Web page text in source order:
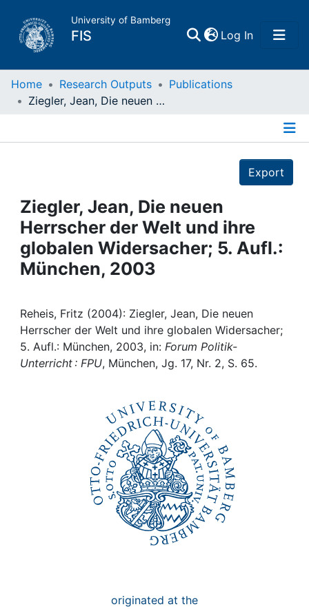
University of Bamberg
FIS Log In(current)
Home
Projects
People
Institutions
Awards
My FIS
Home Research Outputs
Publications
Ziegler, Jean, Die neuen Herrscher der Welt und ihre globalen Widersacher; 5. Aufl.: München, 2003
Export
Ziegler, Jean, Die neuen
Herrscher der Welt und ihre
globalen Widersacher; 5. Aufl.:
München, 2003
Reheis, Fritz (2004): Ziegler, Jean, Die neuen
Herrscher der Welt und ihre globalen Widersacher;
5. Aufl.: München, 2003, in: Forum Politik-
Unterricht : FPU, München, Jg. 17, Nr. 2, S. 65.
originated at the